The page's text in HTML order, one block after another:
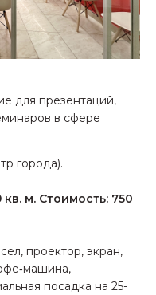
для презентаций,
в сфере
города).
м. Стоимость: 750
проектор, экран,
посадка на 25-